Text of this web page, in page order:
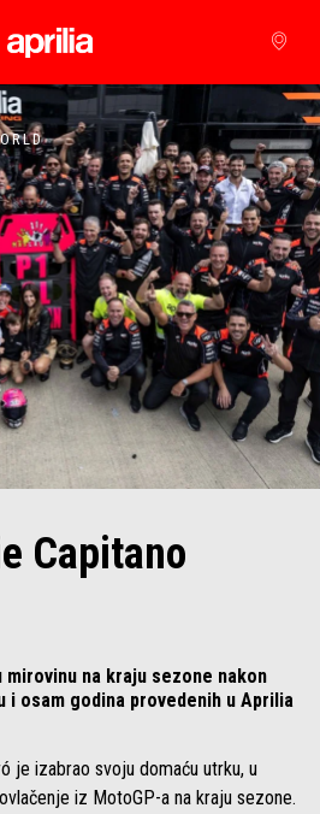
Idi na glavni izbornik
Capitano
na kraju sezone nakon
i osam godina provedenih u Aprilia
je izabrao svoju domaću utrku, u
iz MotoGP-a na kraju sezone.